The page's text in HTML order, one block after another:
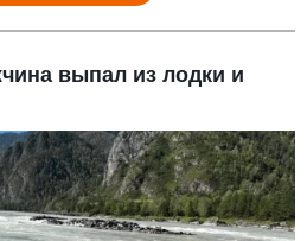
выпал из лодки и